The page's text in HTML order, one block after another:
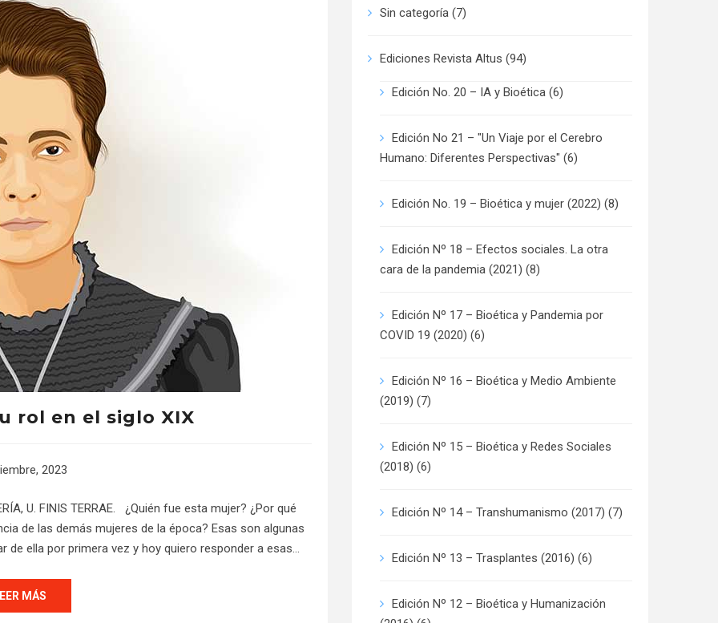
rol en el siglo XIX
2023
U. FINIS TERRAE. ¿Quién fue esta mujer? ¿Por qué
de las demás mujeres de la época? Esas son algunas
ella por primera vez y hoy quiero responder a esas…
MÁS
Sin categoría (7)
Ediciones Revista Altus (94)
Edición No. 20 – IA y Bioética (6)
Edición No 21 – "Un Viaje por el Cerebro
Humano: Diferentes Perspectivas" (6)
Edición No. 19 – Bioética y mujer (2022) (8)
Edición Nº 18 – Efectos sociales. La otra
cara de la pandemia (2021) (8)
Edición Nº 17 – Bioética y Pandemia por
COVID 19 (2020) (6)
Edición Nº 16 – Bioética y Medio Ambiente
(2019) (7)
Edición Nº 15 – Bioética y Redes Sociales
(2018) (6)
Edición Nº 14 – Transhumanismo (2017) (7)
Edición Nº 13 – Trasplantes (2016) (6)
Edición Nº 12 – Bioética y Humanización